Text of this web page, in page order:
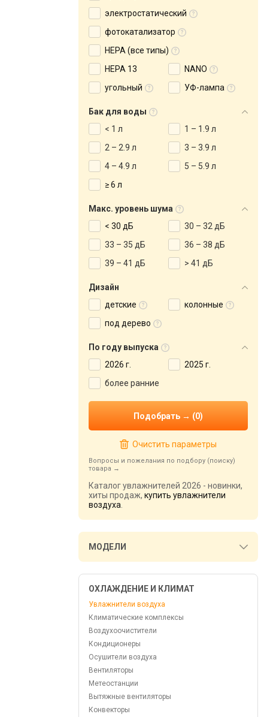
электростатический
фотокатализатор
HEPA (все типы)
HEPA 13
NANO
угольный
УФ-лампа
Бак для воды
< 1 л
1 – 1.9 л
2 – 2.9 л
3 – 3.9 л
4 – 4.9 л
5 – 5.9 л
≥ 6 л
Макс. уровень шума
< 30 дБ
30 – 32 дБ
33 – 35 дБ
36 – 38 дБ
39 – 41 дБ
> 41 дБ
Дизайн
детские
колонные
под дерево
По году выпуска
2026 г.
2025 г.
более ранние
Очистить параметры
Вопросы и пожелания по подбору (поиску)
товара
Каталог увлажнителей 2026 - новинки,
хиты продаж, купить увлажнители
воздуха
МОДЕЛИ
ОХЛАЖДЕНИЕ И КЛИМАТ
Увлажнители воздуха
Климатические комплексы
Воздухоочистители
Кондиционеры
Осушители воздуха
Вентиляторы
Метеостанции
Вытяжные вентиляторы
Конвекторы